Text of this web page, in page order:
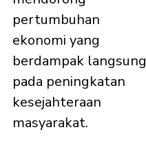
pertumbuhan
ekonomi yang
berdampak langsung
pada peningkatan
kesejahteraan
masyarakat.